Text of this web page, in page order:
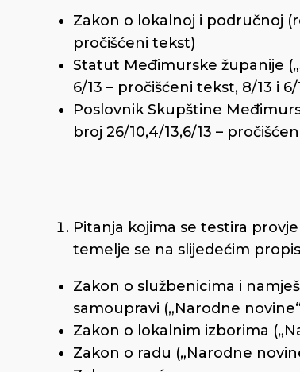
Zakon o lokalnoj i područnoj
pročišćeni tekst)
Statut Međimurske županije
6/13 – pročišćeni tekst, 8/13 i 6/
Poslovnik Skupštine
broj 26/10,4/13,6/13 –
Pitanja kojima se testira
temelje se na slijedećim
Zakon o službenicima i
samoupravi („Narodne
Zakon o lokalnim izborima
Zakon o radu („Narodne